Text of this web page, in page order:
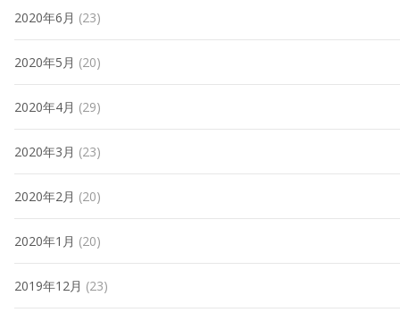
2020年6月 (23)
2020年5月 (20)
2020年4月 (29)
2020年3月 (23)
2020年2月 (20)
2020年1月 (20)
2019年12月 (23)